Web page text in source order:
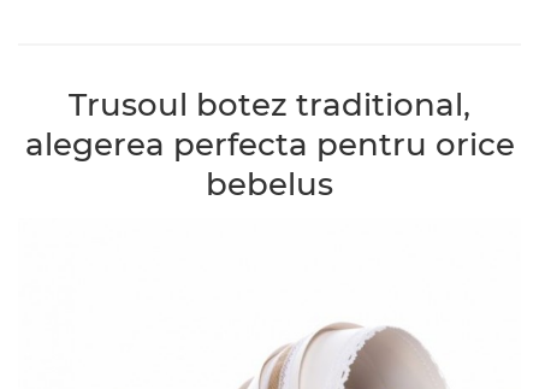
Trusoul botez traditional,
alegerea perfecta pentru orice
bebelus